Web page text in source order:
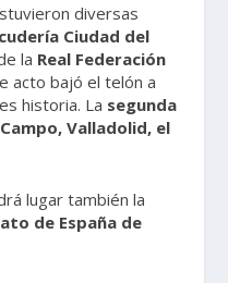
diversas
Ciudad del
la Real Federación
acto bajó el telón a
historia. La segunda
Valladolid, el
lugar también la
de España de